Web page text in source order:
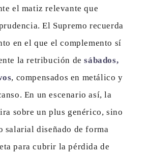
el matiz relevante que
El Supremo recuerda
en el que el complemento sí
la retribución desábados,
, compensados en metálico y
En un escenario así, la
sobre un plus genérico, sino
salarial diseñado de forma
para cubrir la pérdida de